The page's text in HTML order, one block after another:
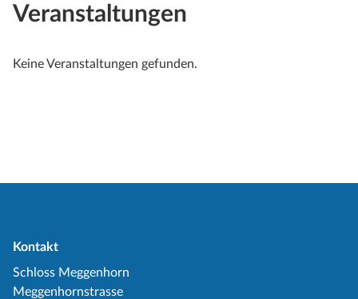
Veranstaltungen
Keine Veranstaltungen gefunden.
Kontakt
Schloss Meggenhorn
Meggenhornstrasse